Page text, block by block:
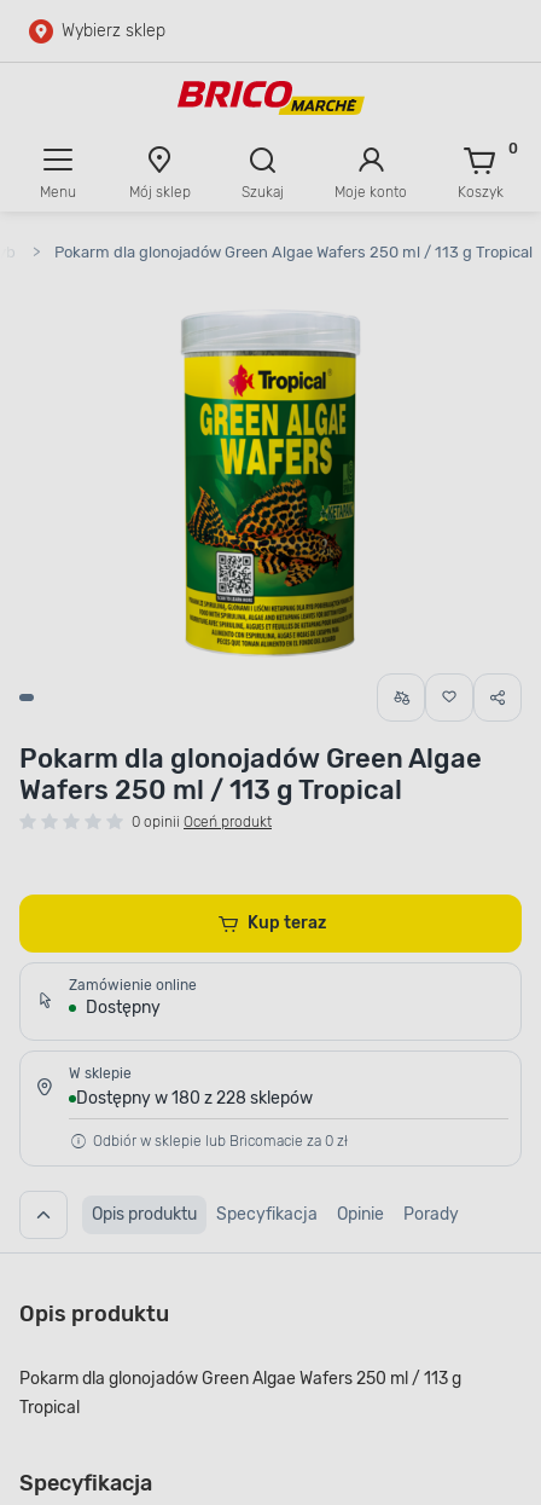
Przejdź do głównej zawartości
Wybierz sklep
Menu Mój sklep Szukaj Moje konto Koszyk
0
> Pokarm dla glonojadów Green Algae Wafers 250 ml / 113 g Tropical
Pokarm dla glonojadów Green Algae
Wafers 250 ml / 113 g Tropical
0 opinii Oceń produkt
Kup teraz
Zamówienie online
Dostępny
W sklepie
Dostępny w 180 z 228 sklepów
Odbiór w sklepie lub Bricomacie za 0 zł
Opis produktu Specyfikacja Opinie Porady
Opis produktu
Pokarm dla glonojadów Green Algae Wafers 250 ml / 113 g
Tropical
Specyfikacja